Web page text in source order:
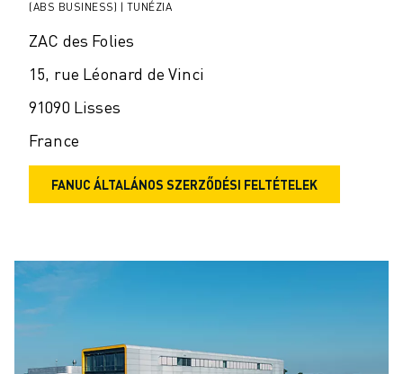
(ABS BUSINESS) | TUNÉZIA
ZAC des Folies
15, rue Léonard de Vinci
91090 Lisses
France
FANUC ÁLTALÁNOS SZERZŐDÉSI FELTÉTELEK